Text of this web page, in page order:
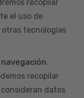
recopilar
el uso de
otras tecnologías
.
recopilar
datos